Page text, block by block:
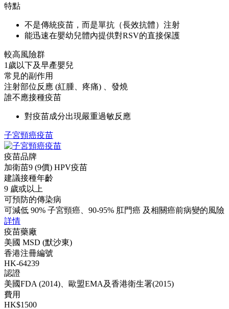
特點
不是傳統疫苗，而是單抗（長效抗體）注射
能迅速在嬰幼兒體內提供對RSV的直接保護
較高風險群
1歲以下及早產嬰兒
常見的副作用
注射部位反應 (紅腫、疼痛) 、發燒
誰不應接種疫苗
對疫苗成分出現嚴重過敏反應
子宮頸癌疫苗
疫苗品牌
加衛苗9 (9價) HPV疫苗
建議接種年齡
9 歲或以上
可預防的傳染病
可減低 90% 子宮頸癌、90-95% 肛門癌 及相關癌前病變的風險
詳情
疫苗藥廠
美國 MSD (默沙東)
香港注冊編號
HK-64239
認證
美國FDA (2014)、歐盟EMA及香港衛生署(2015)
費用
HK$1500